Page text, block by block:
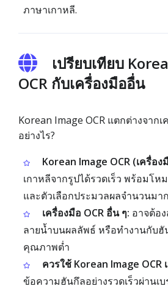
ภาษาเกาหลี.
เปรียบเทียบ
OCR กับเครื่องมืออื่น
Korean Image OCR แตกต่างจากเ
อย่างไร?
Korean Image OCR (เครื่อง
เกาหลีจากรูปได้รวดเร็ว พร้อมโ
และตัวเลือกประมวลผลจำนวนมาก
เครื่องมือ OCR อื่น ๆ: อาจต้อ
ลายน้ำบนผลลัพธ์ หรือทำงานกับ
คุณภาพต่ำ
ควรใช้ Korean Image OCR
ข้อความฮันกึลอย่างรวดเร็วผ่านเบ